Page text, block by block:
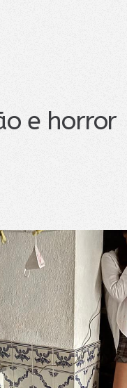
e horror